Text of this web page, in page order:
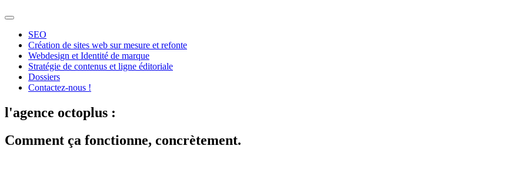
SEO
Création de sites web sur mesure et refonte
Webdesign et Identité de marque
Stratégie de contenus et ligne éditoriale
Dossiers
Contactez-nous !
l'agence octoplus :
Comment ça fonctionne, concrètement.